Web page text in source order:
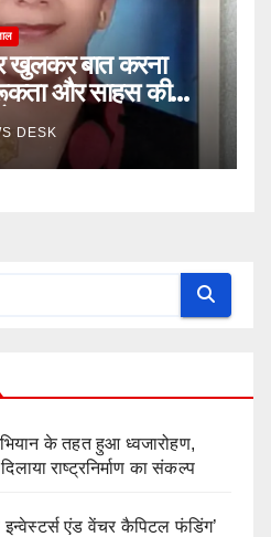
खुलकर बात करना
और साहस की
DESK
के तहत हुआ ध्वजारोहण,
राष्ट्रनिर्माण का संकल्प
इन्वेस्टर्स एंड वेंचर कैपिटल फंडिंग’